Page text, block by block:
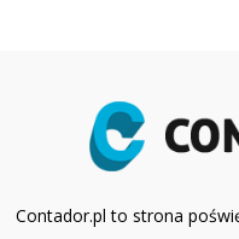
Contador.pl to strona